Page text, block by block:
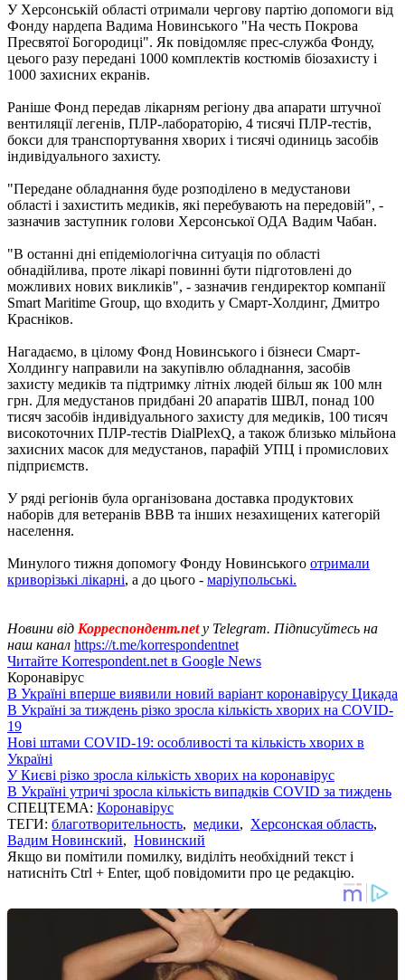
У Херсонській області отримали чергову партію допомоги від
Фонду нардепа Вадима Новинського "На честь Покрова
Пресвятої Богородиці". Як повідомляє прес-служба Фонду,
цеього разу передані 1000 комплектів костюмів біозахисту і
1000 захисних екранів.
Раніше Фонд передав лікарням регіону два апарати штучної
вентиляції легенів, ПЛР-лабораторію, 4 тисячі ПЛР-тестів,
бокси для транспортування хворих і тисячі одиниць засобів
індивідуального захисту.
"Передане обладнання буде розподілено в медустанови
області і захистить медиків, які перебувають на передовій", -
зазначив заступник голови Херсонської ОДА Вадим Чабан.
"В останні дні епідеміологічна ситуація по області
обнадійлива, проте лікарі повинні бути підготовлені до
можливих нових викликів", - зазначив гендиректор компанії
Smart Maritime Group, що входить у Смарт-Холдинг, Дмитро
Красніков.
Нагадаємо, в цілому Фонд Новинського і бізнеси Смарт-
Холдингу направили на закупівлю обладнання, засобів
захисту медиків та підтримку літніх людей більш як 100 млн
грн. Для медустанов придбані 20 апаратів ШВЛ, понад 100
тисяч засобів індивідуального захисту для медиків, 100 тисяч
високоточних ПЛР-тестів DialPlexQ, а також близько мільйона
захисних масок для медустанов, парафій УПЦ і промислових
підприємств.
У ряді регіонів була організована доставка продуктових
наборів для ветеранів ВВВ та інших незахищених категорій
населення.
Минулого тижня допомогу Фонду Новинського отримали
криворізькі лікарні, а до цього - маріупольські.
Новини від Корреспондент.net у Telegram. Підписуйтесь на
наш канал https://t.me/korrespondentnet
Читайте Korrespondent.net в Google News
Коронавірус
В Україні вперше виявили новий варіант коронавірусу Цикада
В Україні за тиждень різко зросла кількість хворих на COVID-
19
Нові штами COVID-19: особливості та кількість хворих в
Україні
У Києві різко зросла кількість хворих на коронавірус
В Україні утричі зросла кількість випадків COVID за тиждень
СПЕЦТЕМА: Коронавірус
ТЕГИ: благотворительность, медики, Херсонская область,
Вадим Новинский, Новинский
Якщо ви помітили помилку, виділіть необхідний текст і
натисніть Ctrl + Enter, щоб повідомити про це редакцію.